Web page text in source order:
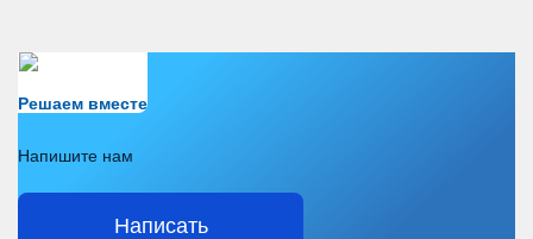
Решаем вместе
Напишите нам
Написать